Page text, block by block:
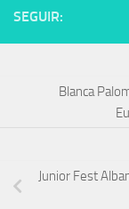
SEGUIR:
Blanca
Junior Fest